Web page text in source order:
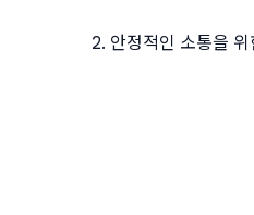
2. 안정적인 소통을